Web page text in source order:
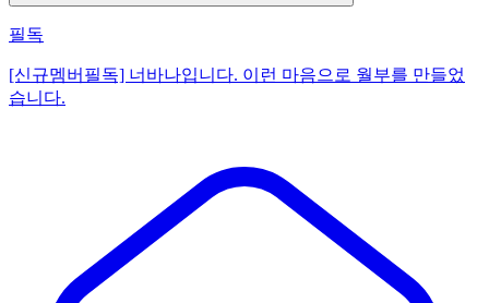
필독
[신규멤버필독] 너바나입니다. 이런 마음으로 월부를 만들었
습니다.